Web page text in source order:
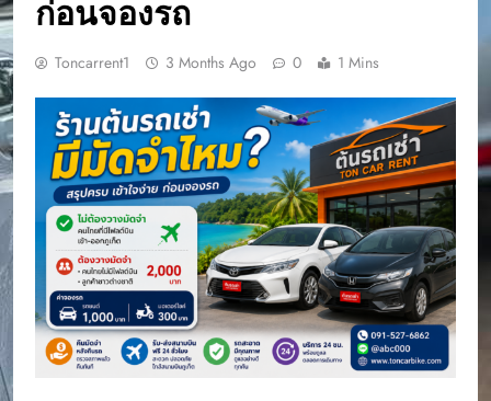
ก่อนจองรถ
Toncarrent1 3 Months Ago 0 1 Mins